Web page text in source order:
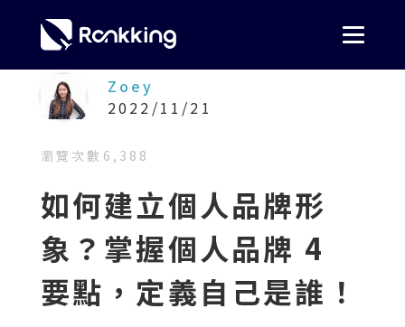
Zoey
2022/11/21
瀏覽次數 6,388
如何建立個人品牌形
象？掌握個人品牌 4
要點，定義自己是誰！